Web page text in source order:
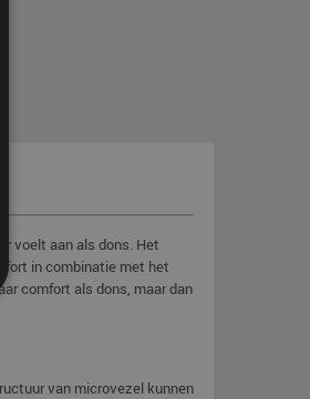
voelt aan als dons. Het
in combinatie met het
comfort als dons, maar dan
van microvezel kunnen